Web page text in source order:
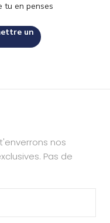
tu en penses
un
nos
Pas de